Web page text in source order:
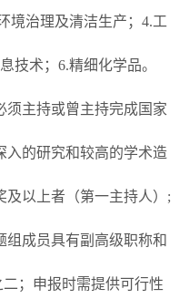
境治理及清洁生产；4.工
技术；6.精细化学品。
须主持或曾主持完成国家
入的研究和较高的学术造
及以上者（第一主持人）;
组成员具有副高级职称和
；申报时需提供可行性